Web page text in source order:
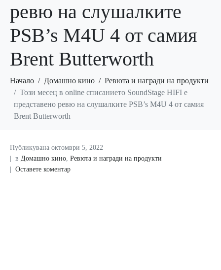
ревю на слушалките
PSB’s M4U 4 от самия
Brent Butterworth
Начало Домашно кино
Ревюта и награди на продукти
Този месец в online списанието SoundStage HIFI е
представено ревю на слушалките PSB’s M4U 4 от самия
Brent Butterworth
Публикувана октомври 5, 2022
в Домашно кино, Ревюта и награди на продукти
Оставете коментар